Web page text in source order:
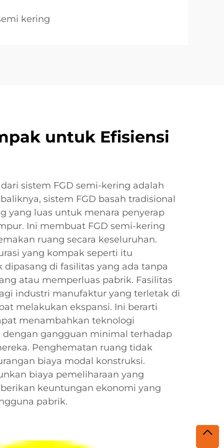
kering
untuk Efisiensi
sistem FGD semi-kering adalah
sistem FGD basah tradisional
yang luas untuk menara penyerap
Ini membuat FGD semi-kering
ruang secara keseluruhan.
yang kompak seperti itu
di fasilitas yang ada tanpa
atau memperluas pabrik. Fasilitas
industri manufaktur yang terletak di
melakukan ekspansi. Ini berarti
menambahkan teknologi
dengan gangguan minimal terhadap
Penghematan ruang tidak
biaya modal konstruksi.
biaya pemeliharaan yang
keuntungan ekonomi yang
pabrik.